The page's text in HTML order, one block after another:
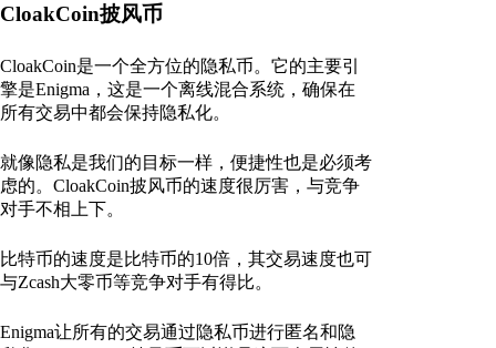
CloakCoin披风币
CloakCoin是一个全方位的隐私币。它的主要引
擎是Enigma，这是一个离线混合系统，确保在
所有交易中都会保持隐私化。
就像隐私是我们的目标一样，便捷性也是必须考
虑的。CloakCoin披风币的速度很厉害，与竞争
对手不相上下。
比特币的速度是比特币的10倍，其交易速度也可
与Zcash大零币等竞争对手有得比。
Enigma让所有的交易通过隐私币进行匿名和隐